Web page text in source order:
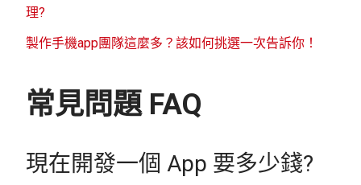
理?
製作手機app團隊這麼多？該如何挑選一次告訴你！
常見問題 FAQ
現在開發一個 App 要多少錢?